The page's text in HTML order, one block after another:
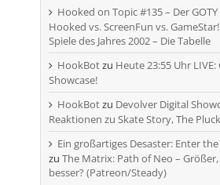
Hooked on Topic #135 – Der
Hooked vs. ScreenFun vs.
Spiele des Jahres 2002 – Die Tabelle
HookBotzu Heute 23:55 Uhr LIVE:
Showcase!
HookBotzu Devolver Digital
Reaktionen zu Skate Story, The
Ein großartiges Desaster: Enter
zu The Matrix: Path of Neo –
besser? (Patreon/Steady)